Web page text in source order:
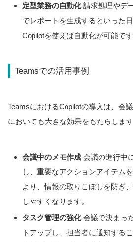
定型業務の自動化請求処理やデ
でレポートを生成するといった
Copilotを使えば自動化が可能です
Teamsでの活用事例
TeamsにおけるCopilotの導入は、会
においても大きな効果をもたらします
会議中のメモ作成 会議の進行中
し、重要なアクションアイテム
より、情報の取りこぼしを防ぎ
しやすくなります。
タスク管理の強化会議で決まっ
トアップし、担当者に通知する